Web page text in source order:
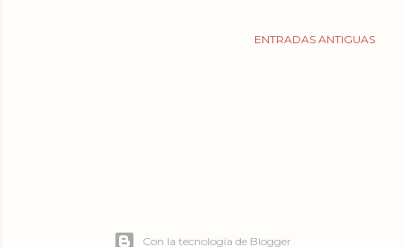
ENTRADAS ANTIGUAS
Con la tecnología de Blogger